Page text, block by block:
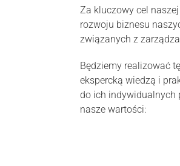
Za kluczowy cel
rozwoju biznesu
związanych z
Będziemy realizować
ekspercką wiedzą i
do ich indywidualnych
nasze wartości: